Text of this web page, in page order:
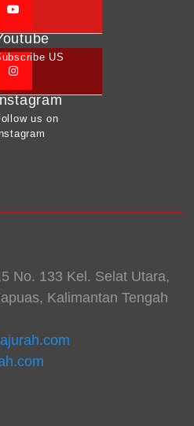
US
us on
Instagram
No. 133 Kel. Selat Utara,
Kalimantan Tengah